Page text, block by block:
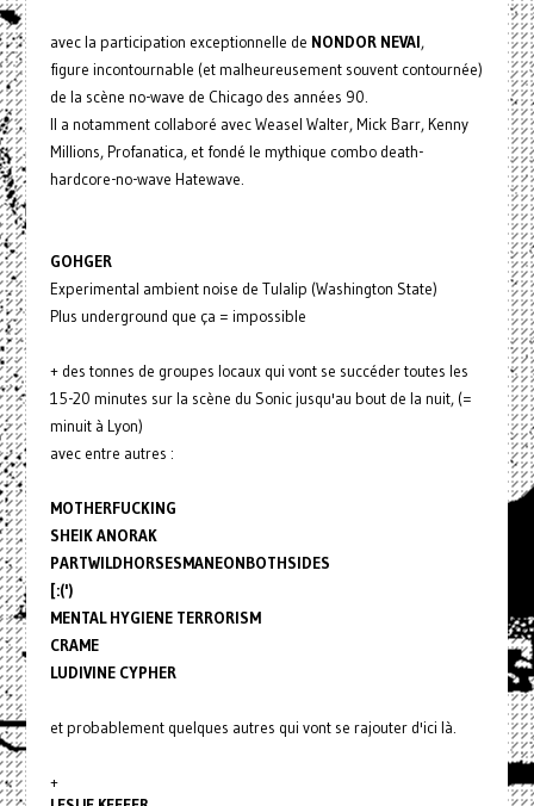
avec la participation exceptionnelle de NONDOR NEVAI,
figure incontournable (et malheureusement souvent contournée)
de la scène no-wave de Chicago des années 90.
Il a notamment collaboré avec Weasel Walter, Mick Barr, Kenny
Millions, Profanatica, et fondé le mythique combo death-
hardcore-no-wave Hatewave.
GOHGER
Experimental ambient noise de Tulalip (Washington State)
Plus underground que ça = impossible
+ des tonnes de groupes locaux qui vont se succéder toutes les
15-20 minutes sur la scène du Sonic jusqu'au bout de la nuit, (=
minuit à Lyon)
avec entre autres :
MOTHERFUCKING
SHEIK ANORAK
PARTWILDHORSESMANEONBOTHSIDES
[:(')
MENTAL HYGIENE TERRORISM
CRAME
LUDIVINE CYPHER
et probablement quelques autres qui vont se rajouter d'ici là.
+